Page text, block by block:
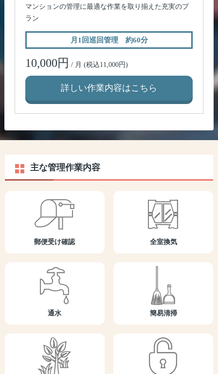
マンションの管理に最適な作業を取り揃えた充実のプ
ラン
月1回巡回管理 約60分
10,000円 / 月 (税込11,000円)
詳しい作業内容はこちら
主な管理作業内容
郵便受け確認 全室換気
通水 簡易清掃